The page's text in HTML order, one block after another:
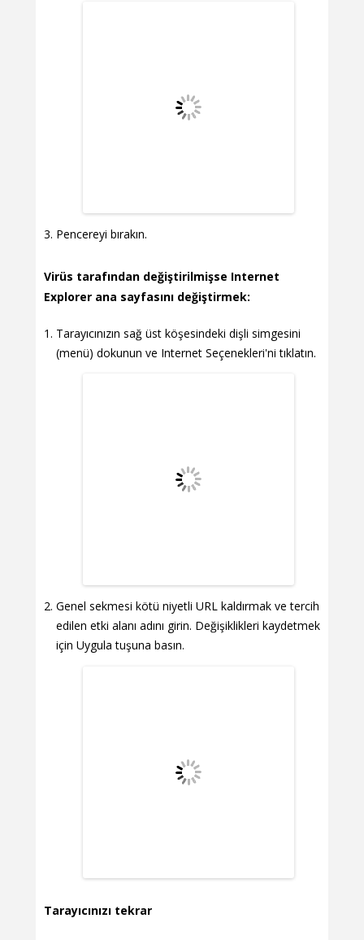
Pencereyi bırakın.
Virüs tarafından değiştirilmişse Internet
Explorer ana sayfasını değiştirmek:
Tarayıcınızın sağ üst köşesindeki dişli simgesini
(menü) dokunun ve Internet Seçenekleri'ni tıklatın.
Genel sekmesi kötü niyetli URL kaldırmak ve tercih
edilen etki alanı adını girin. Değişiklikleri kaydetmek
için Uygula tuşuna basın.
Tarayıcınızı tekrar